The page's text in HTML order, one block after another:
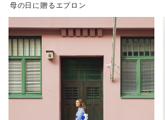
母の日に贈るエプロン